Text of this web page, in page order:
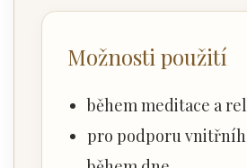
Možnosti použití
během meditace a
pro podporu